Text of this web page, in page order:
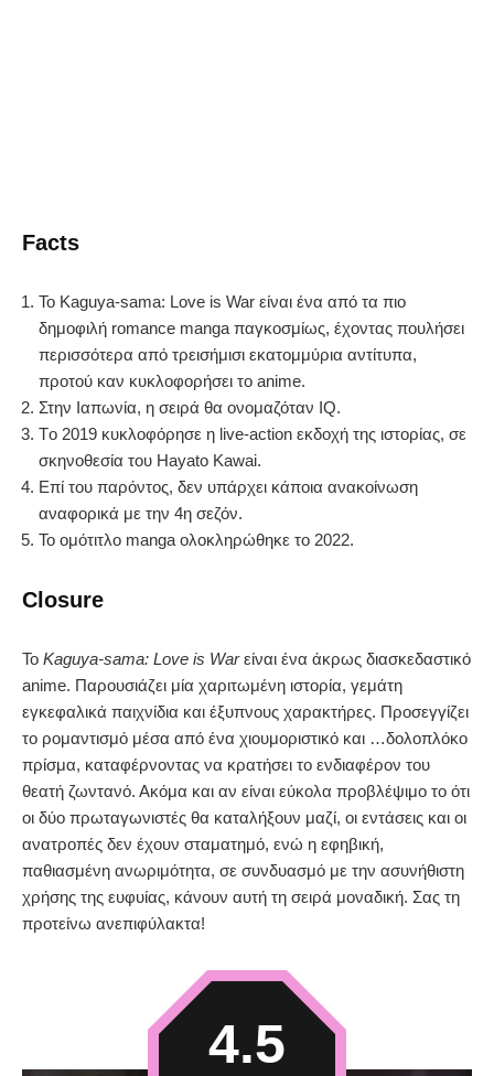
Facts
Το Kaguya-sama: Love is War είναι ένα από τα πιο
δημοφιλή romance manga παγκοσμίως, έχοντας πουλήσει
περισσότερα από τρεισήμισι εκατομμύρια αντίτυπα,
προτού καν κυκλοφορήσει το anime.
Στην Ιαπωνία, η σειρά θα ονομαζόταν IQ.
Tο 2019 κυκλοφόρησε η live-action εκδοχή της ιστορίας, σε
σκηνοθεσία του Hayato Kawai.
Επί του παρόντος, δεν υπάρχει κάποια ανακοίνωση
αναφορικά με την 4η σεζόν.
To ομότιτλο manga ολοκληρώθηκε το 2022.
Closure
To Kaguya-sama: Love is Warείναι ένα άκρως διασκεδαστικό
anime. Παρουσιάζει μία χαριτωμένη ιστορία, γεμάτη
εγκεφαλικά παιχνίδια και έξυπνους χαρακτήρες. Προσεγγίζει
το ρομαντισμό μέσα από ένα χιουμοριστικό και …δολοπλόκο
πρίσμα, καταφέρνοντας να κρατήσει το ενδιαφέρον του
θεατή ζωντανό. Ακόμα και αν είναι εύκολα προβλέψιμο το ότι
οι δύο πρωταγωνιστές θα καταλήξουν μαζί, οι εντάσεις και οι
ανατροπές δεν έχουν σταματημό, ενώ η εφηβική,
παθιασμένη ανωριμότητα, σε συνδυασμό με την ασυνήθιστη
χρήσης της ευφυίας, κάνουν αυτή τη σειρά μοναδική. Σας τη
προτείνω ανεπιφύλακτα!
4.5